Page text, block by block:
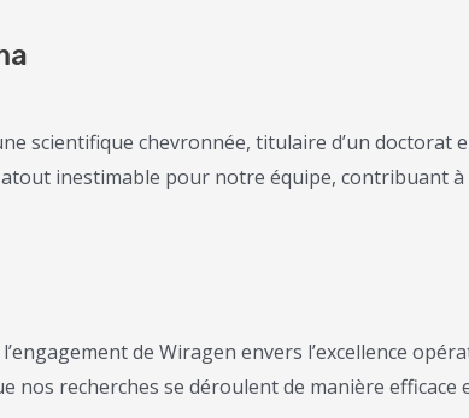
scientifique chevronnée, titulaire d’un doctorat
inestimable pour notre équipe, contribuant
de Wiragen envers l’excellence
nos recherches se déroulent de manière efficace